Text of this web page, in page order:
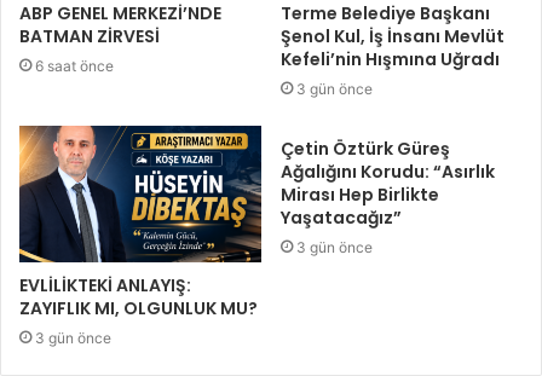
ABP GENEL MERKEZİ’NDE
BATMAN ZİRVESİ
6 saat önce
Terme Belediye Başkanı
Şenol Kul, İş İnsanı Mevlüt
Kefeli’nin Hışmına Uğradı
3 gün önce
EVLİLİKTEKİ ANLAYIŞ:
ZAYIFLIK MI, OLGUNLUK MU?
3 gün önce
Çetin Öztürk Güreş
Ağalığını Korudu: “Asırlık
Mirası Hep Birlikte
Yaşatacağız”
3 gün önce